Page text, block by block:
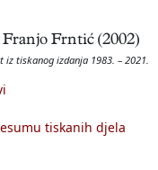
Frntić (2002)
iz tiskanog izdanja 1983. – 2021.
tiskanih djela